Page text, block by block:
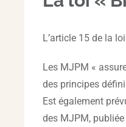
L’article 15 de la
Les MJPM «
des principes
Est également
des MJPM,